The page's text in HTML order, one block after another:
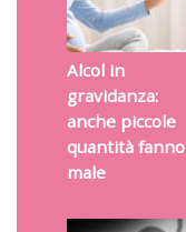
Alcol in
gravidanza:
anche piccole
quantità fanno
male